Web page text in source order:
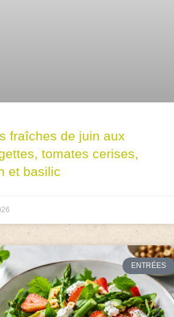
fraîches de juin aux
tomates cerises,
et basilic
ENTRÉES